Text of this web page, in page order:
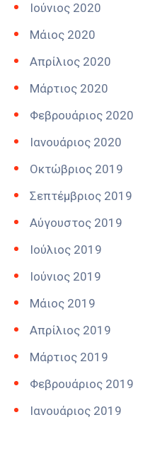
Ιούνιος 2020
Μάιος 2020
Απρίλιος 2020
Μάρτιος 2020
Φεβρουάριος 2020
Ιανουάριος 2020
Οκτώβριος 2019
Σεπτέμβριος 2019
Αύγουστος 2019
Ιούλιος 2019
Ιούνιος 2019
Μάιος 2019
Απρίλιος 2019
Μάρτιος 2019
Φεβρουάριος 2019
Ιανουάριος 2019